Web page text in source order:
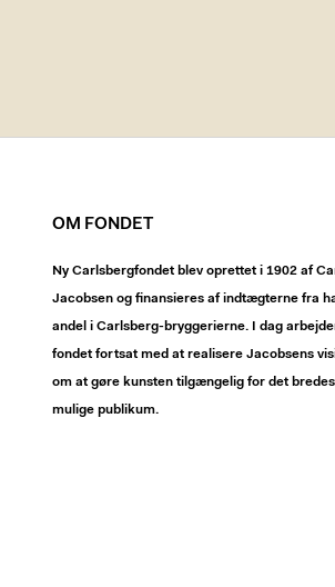
OM FONDET
Ny Carlsbergfondet blev oprettet i 1902 af
Jacobsen og finansieres af indtægterne fra
andel i Carlsberg-bryggerierne. I dag
fondet fortsat med at realisere Jacobsens
om at gøre kunsten tilgængelig for det
mulige publikum.